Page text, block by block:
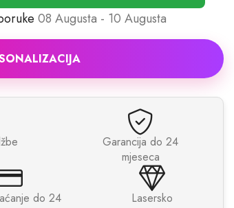
08 Augusta - 10 Augusta
Garancija do 24
mjeseca
do 24
Lasersko